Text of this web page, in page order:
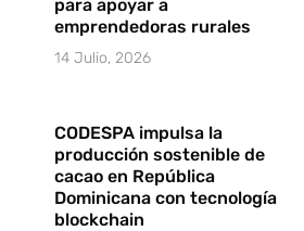
para apoyar a
emprendedoras rurales
14 Julio, 2026
CODESPA impulsa la
producción sostenible de
cacao en República
Dominicana con tecnología
blockchain